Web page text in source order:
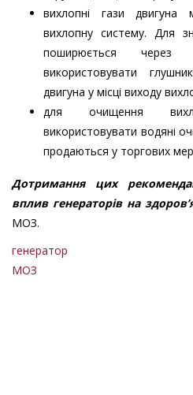
вихлопні гази двигуна
вихлопну систему. Для
поширюється
використовувати
двигуна у місці виходу
для очищення
використовувати водяні
продаються у торгових
Дотримання цих
вплив генераторів на
МОЗ.
генератор
МОЗ